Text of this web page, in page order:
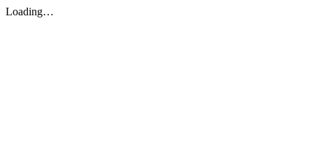
Loading…